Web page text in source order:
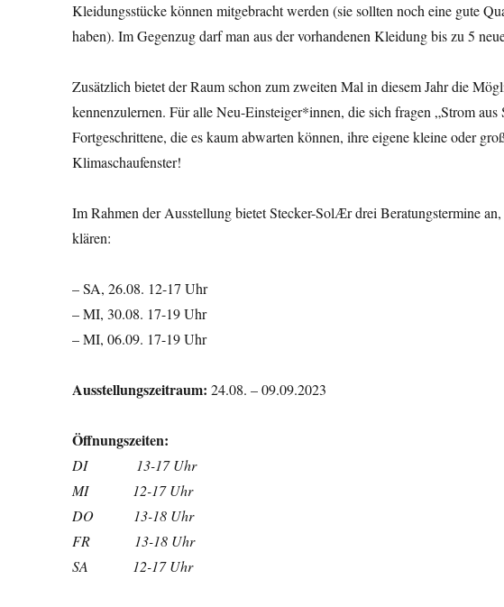
Kleidungsstücke können mitgebracht werden (sie sollten noch eine gute
haben). Im Gegenzug darf man aus der vorhandenen Kleidung bis zu 5
Zusätzlich bietet der Raum schon zum zweiten Mal in diesem Jahr die
kennenzulernen. Für alle Neu-Einsteiger*innen, die sich fragen „Strom
Fortgeschrittene, die es kaum abwarten können, ihre eigene kleine oder
Klimaschaufenster!
Im Rahmen der Ausstellung bietet Stecker-SolӔr drei Beratungstermine
klären:
– SA, 26.08. 12-17 Uhr
– MI, 30.08. 17-19 Uhr
– MI, 06.09. 17-19 Uhr
Ausstellungszeitraum: 24.08. – 09.09.2023
Öffnungszeiten:
DI 13-17 Uhr
MI 12-17 Uhr
DO 13-18 Uhr
FR 13-18 Uhr
SA 12-17 Uhr